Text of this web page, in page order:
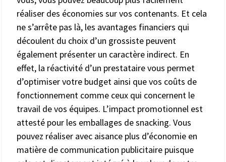
réaliser des économies sur vos contenants. Et cela
ne s’arrête pas là, les avantages financiers qui
découlent du choix d’un grossiste peuvent
également présenter un caractère indirect. En
effet, la réactivité d’un prestataire vous permet
d’optimiser votre budget ainsi que vos coûts de
fonctionnement comme ceux qui concernent le
travail de vos équipes. L’impact promotionnel est
attesté pour les emballages de snacking. Vous
pouvez réaliser avec aisance plus d’économie en
matière de communication publicitaire puisque